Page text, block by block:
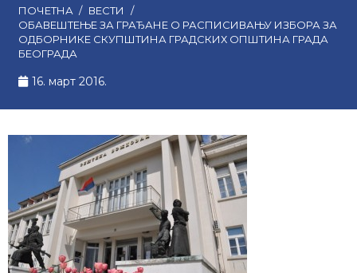
ПОЧЕТНА / ВЕСТИ
/
ОБАВЕШТЕЊЕ ЗА ГРАЂАНЕ О РАСПИСИВАЊУ ИЗБОРА ЗА
ОДБОРНИКЕ СКУПШТИНА ГРАДСКИХ ОПШТИНА ГРАДА
БЕОГРАДА
16. март 2016.